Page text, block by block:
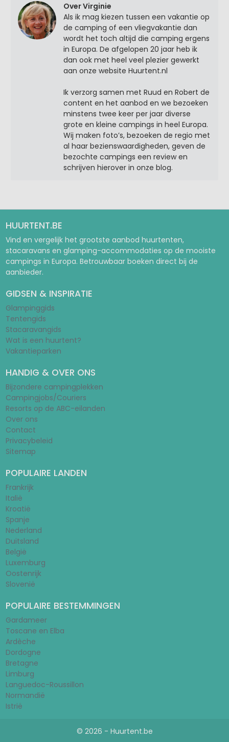
Over Virginie
Als ik mag kiezen tussen een vakantie op
de camping of een vliegvakantie dan
wordt het toch altijd die camping ergens
in Europa. De afgelopen 20 jaar heb ik
dan ook met heel veel plezier gewerkt
aan onze website Huurtent.nl
Ik verzorg samen met Ruud en Robert de
content en het aanbod en we bezoeken
minstens twee keer per jaar diverse
grote en kleine campings in heel Europa.
Wij maken foto’s, bezoeken de regio met
al haar bezienswaardigheden, geven de
bezochte campings een review en
schrijven hierover in onze blog.
HUURTENT.BE
Vind en vergelijk het grootste aanbod huurtenten,
stacaravans en glamping-accommodaties op de mooiste
campings in Europa. Betrouwbaar boeken direct bij de
aanbieder.
GIDSEN & INSPIRATIE
Glampinggids
Tentengids
Stacaravangids
Wat is een huurtent?
Vakantieparken
HANDIG & OVER ONS
Bijzondere campingplekken
Campingjobs/Couriers
Resorts op de ABC-eilanden
Over ons
Contact
Privacybeleid
Sitemap
POPULAIRE LANDEN
Frankrijk
Italië
Kroatië
Spanje
Nederland
Duitsland
België
Luxemburg
Oostenrijk
Slovenië
POPULAIRE BESTEMMINGEN
Gardameer
Toscane en Elba
Ardèche
Dordogne
Bretagne
Limburg
Languedoc-Roussillon
Normandië
Istrië
© 2026 - Huurtent.be